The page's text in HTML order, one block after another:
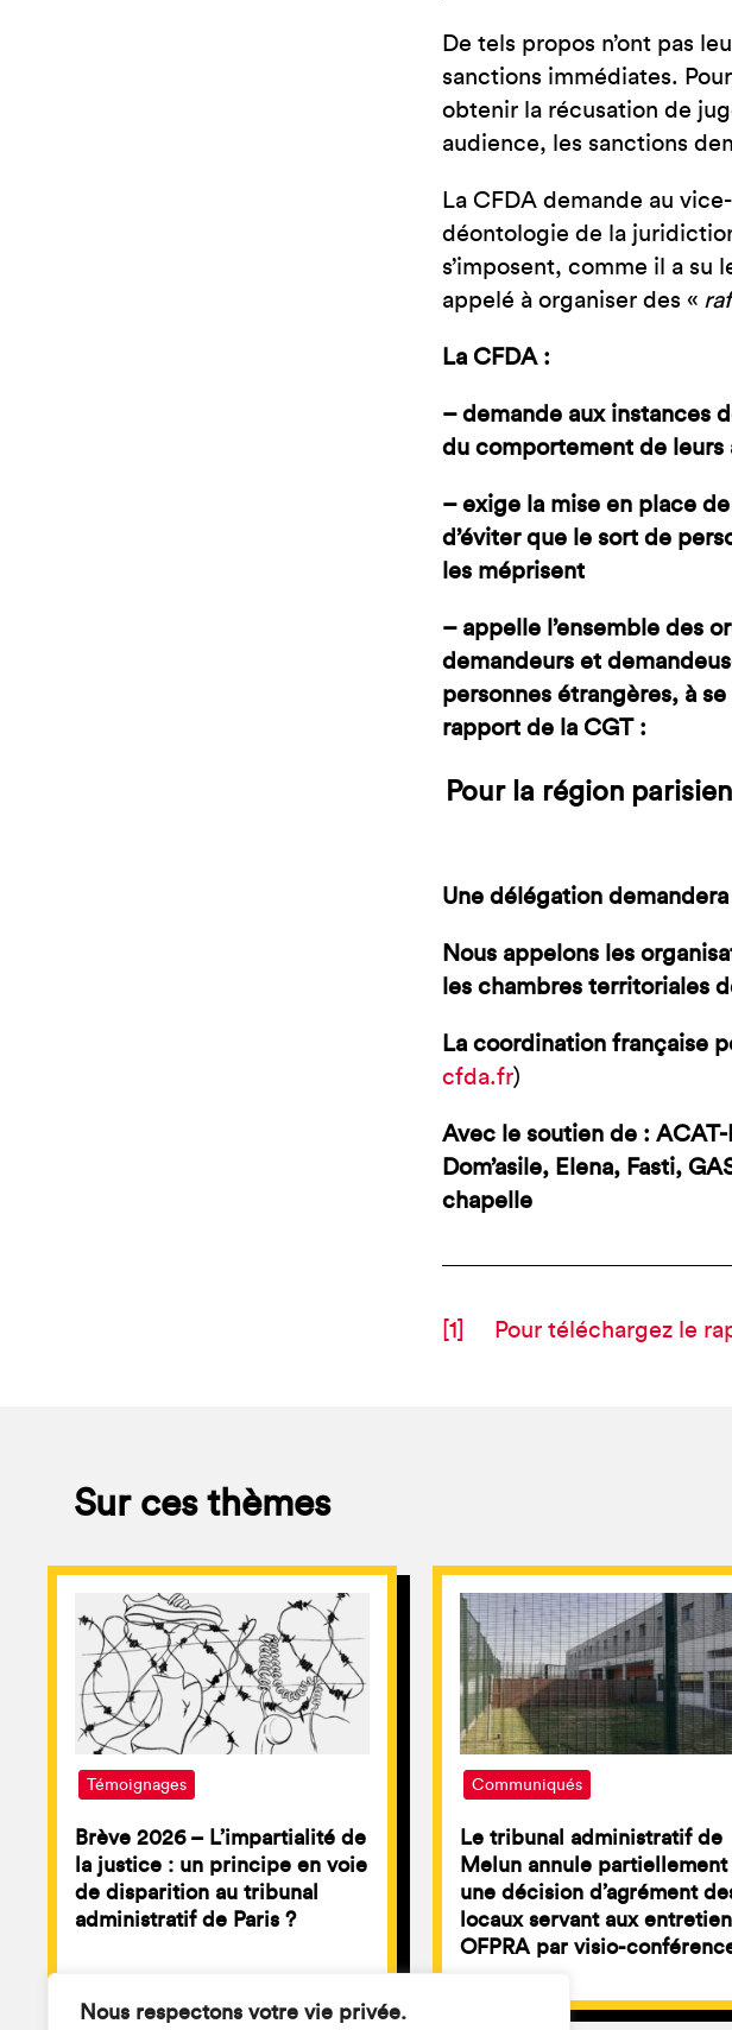
Nous respectons votre vie privée.
De tels propos n’ont pas
sanctions immédiates.
obtenir la récusation de
audience, les sanctions
La CFDA demande au
déontologie de la
s’imposent, comme il a su
appelé à organiser des «
La CFDA :
– demande aux instances
du comportement de leurs
– exige la mise en place
d’éviter que le sort de
les méprisent
– appelle l’ensemble des
demandeurs et
personnes étrangères, à
rapport de la CGT :
Pour la région
Une délégation
Nous appelons les
les chambres territoriales
La coordination française
cfda.fr)
Avec le soutien de :
Dom’asile, Elena, Fasti,
chapelle
[1] Pour téléchargez le
Sur ces thèmes
Témoignages
Brève 2026 – L’impartialité de
la justice : un principe en voie
de disparition au tribunal
administratif de Paris ?
Communiqués
Le tribunal administratif de
Melun annule partiellement
une décision d’agrément
locaux servant aux
OFPRA par visio-